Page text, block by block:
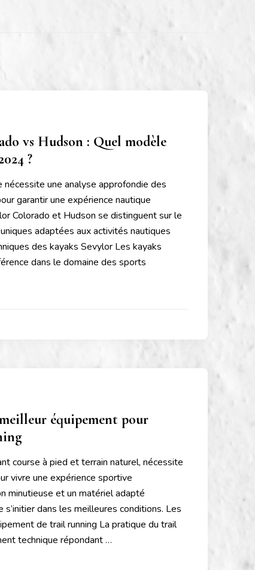
vs Hudson : Quel modèle
?
nécessite une analyse approfondie des
garantir une expérience nautique
Colorado et Hudson se distinguent sur le
adaptées aux activités nautiques
des kayaks Sevylor Les kayaks
dans le domaine des sports
équipement pour
course à pied et terrain naturel, nécessite
vivre une expérience sportive
minutieuse et un matériel adapté
dans les meilleures conditions. Les
de trail running La pratique du trail
technique répondant …